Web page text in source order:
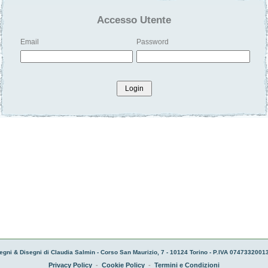
Accesso Utente
Email Password
Login
& Disegni di Claudia Salmin - Corso San Maurizio, 7 - 10124 Torino - P.IVA
Privacy Policy - Cookie Policy - Termini e Condizioni